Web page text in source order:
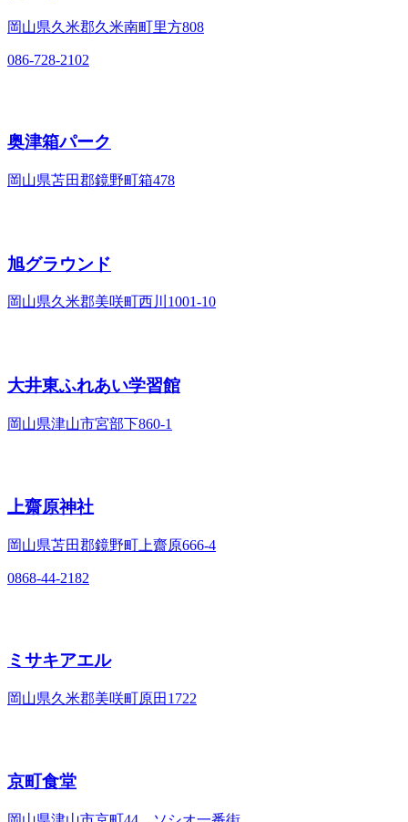
岡山県久米郡久米南町里方808
086-728-2102
奥津箱パーク
岡山県苫田郡鏡野町箱478
旭グラウンド
岡山県久米郡美咲町西川1001-10
大井東ふれあい学習館
岡山県津山市宮部下860-1
上齋原神社
岡山県苫田郡鏡野町上齋原666-4
0868-44-2182
ミサキアエル
岡山県久米郡美咲町原田1722
京町食堂